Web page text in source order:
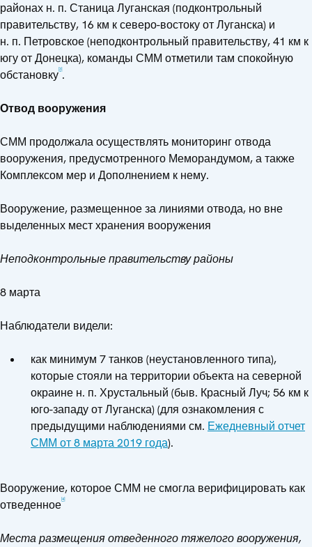
районах н. п. Станица Луганская (подконтрольный
правительству, 16 км к северо-востоку от Луганска) и
н. п. Петровское (неподконтрольный правительству, 41 км к
югу от Донецка), команды СММ отметили там спокойную
обстановку[3].
Отвод вооружения
СММ продолжала осуществлять мониторинг отвода
вооружения, предусмотренного Меморандумом, а также
Комплексом мер и Дополнением к нему.
Вооружение, размещенное за линиями отвода, но вне
выделенных мест хранения вооружения
Неподконтрольные правительству районы
8 марта
Наблюдатели видели:
как минимум 7 танков (неустановленного типа),
которые стояли на территории объекта на северной
окраине н. п. Хрустальный (быв. Красный Луч; 56 км к
юго-западу от Луганска) (для ознакомления с
предыдущими наблюдениями см. Ежедневный отчет
СММ от 8 марта 2019 года).
Вооружение, которое СММ не смогла верифицировать как
отведенное[4]
Места размещения отведенного тяжелого вооружения,